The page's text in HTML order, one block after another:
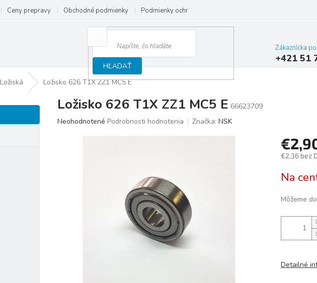
Ceny prepravy Obchodné podmienky Podmienky ochrany osobných údajov
HĽADAŤ
Zákaznícka
+421 51
Ložiská Ložisko 626 T1X ZZ1 MC5 E
Ložisko 626 T1X ZZ1 MC5 E 66623709
Priemerné
Neohodnotené Podrobnosti hodnotenia Značka: NSK
€2,36 bez
cena:
Na
Môžeme
Detailné